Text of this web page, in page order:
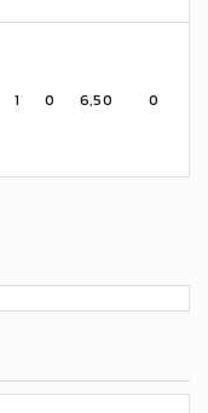
1 0 6,50 0